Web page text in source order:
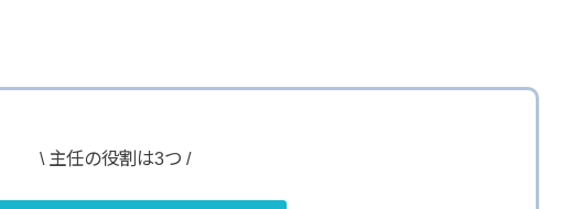
\ 主任の役割は3つ /